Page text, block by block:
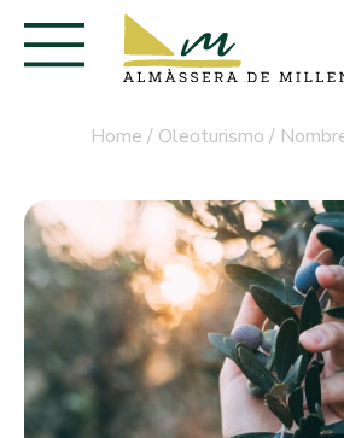
Home / Oleoturismo /